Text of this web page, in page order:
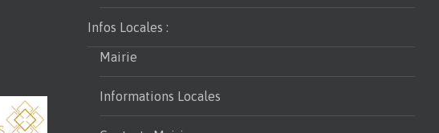
Infos Locales :
Mairie
Informations Locales